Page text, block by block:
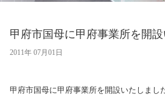
甲府市国母に甲府事業所を開設
2011年 07月01日
甲府市国母に甲府事業所を開設いたしまし